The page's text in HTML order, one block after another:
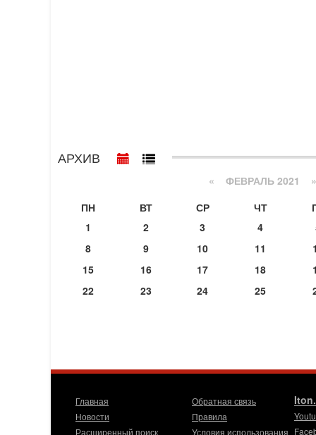
АРХИВ
« ФЕВРАЛЬ 2021 »
ПН
ВТ СР ЧТ
1
2 3 4
8
9 10 11
15
16 17 18
22
23 24 25
Главная
Новости
Расширенный поиск
Обратная связь
Правила
Условия использования